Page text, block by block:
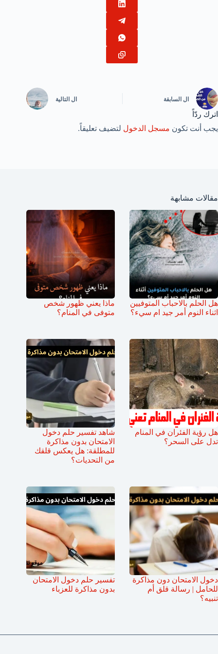
ال السابقة ال التالية
اترك ردّاً
يجب أنت تكون مسجل الدخول لتضيف تعليقاً.
مقالات مشابهة
هل الحلم بالاحباب المتوفيين
اثناء النوم أمر جيد ام سيء؟
ماذا يعني ظهور شخص
متوفى في المنام؟
هل رؤية الفئران في المنام
تدل على السحر؟
شاهد تفسير حلم دخول
الامتحان بدون مذاكرة
للمطلقة: هل يعكس قلقك
من التحديات؟
دخول الامتحان دون مذاكرة
للحامل | رسالة قلق أم
تنبيه؟
تفسير حلم دخول الامتحان
بدون مذاكرة للعزباء